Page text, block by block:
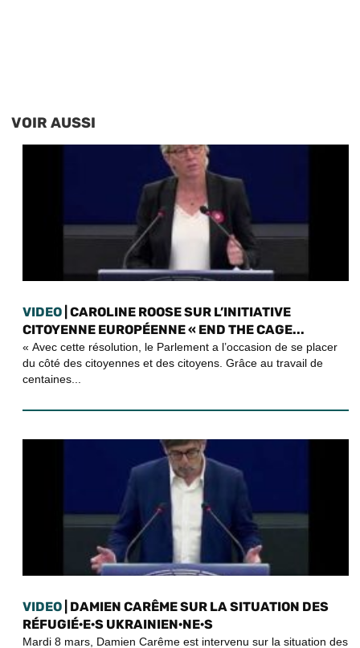
VOIR AUSSI
VIDEO | CAROLINE ROOSE SUR L’INITIATIVE
CITOYENNE EUROPÉENNE « END THE CAGE...
« Avec cette résolution, le Parlement a l’occasion de se placer
du côté des citoyennes et des citoyens. Grâce au travail de
centaines...
VIDEO | DAMIEN CARÊME SUR LA SITUATION DES
RÉFUGIÉ·E·S UKRAINIEN·NE·S
Mardi 8 mars, Damien Carême est intervenu sur la situation des